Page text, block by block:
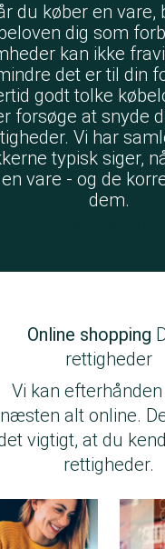
du køber en vare,
dig som
kan ikke
det er til din
godt tolke
forsøge at snyde
Vi har
typisk siger,
vare - og de
dem.
Online shopping
rettigheder
Vi kan
næsten alt online.
vigtigt, at du
rettigheder.